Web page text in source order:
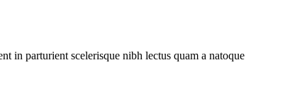
in parturient scelerisque nibh lectus quam a natoque